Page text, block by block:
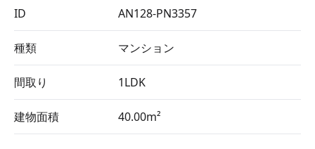
ID AN128-PN3357
種類 マンション
間取り 1LDK
建物面積 40.00m²